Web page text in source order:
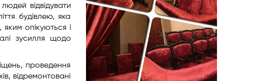
відвідувати
будівлею, яка
опікуються і
зусилля щодо
проведення
відремонтовані